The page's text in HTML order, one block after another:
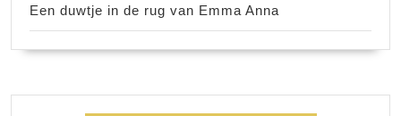
Een duwtje in de rug van Emma Anna